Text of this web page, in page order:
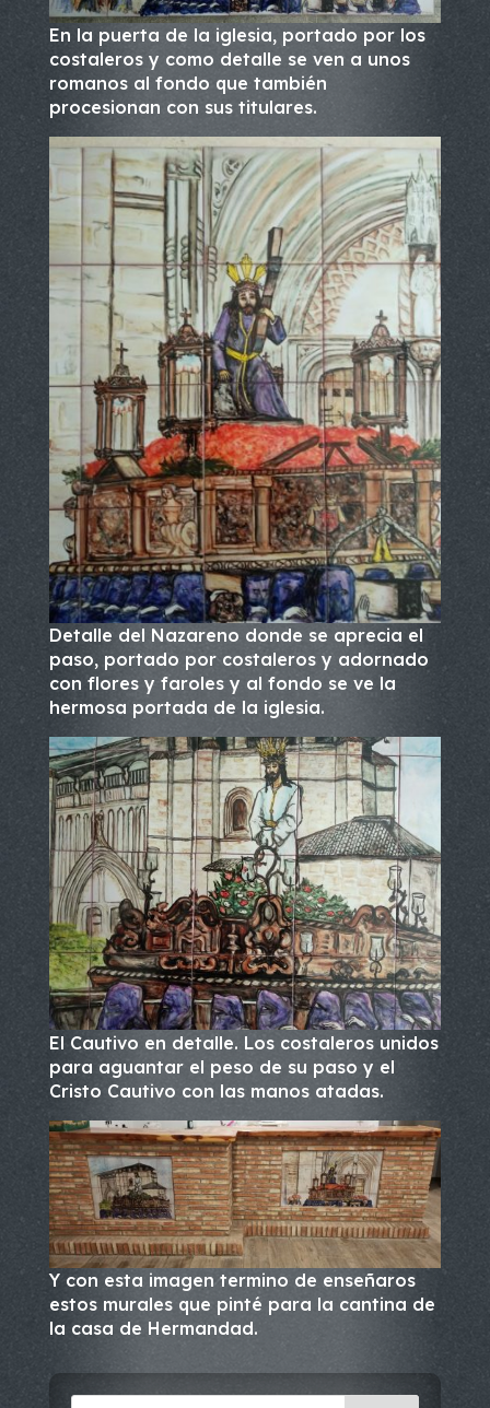
En la puerta de la iglesia, portado por los
costaleros y como detalle se ven a unos
romanos al fondo que también
procesionan con sus titulares.
Detalle del Nazareno donde se aprecia el
paso, portado por costaleros y adornado
con flores y faroles y al fondo se ve la
hermosa portada de la iglesia.
El Cautivo en detalle. Los costaleros unidos
para aguantar el peso de su paso y el
Cristo Cautivo con las manos atadas.
Y con esta imagen termino de enseñaros
estos murales que pinté para la cantina de
la casa de Hermandad.